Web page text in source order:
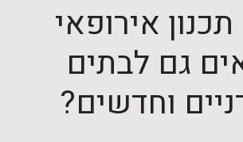
אירופאי
גם לבתים
וחדשים?